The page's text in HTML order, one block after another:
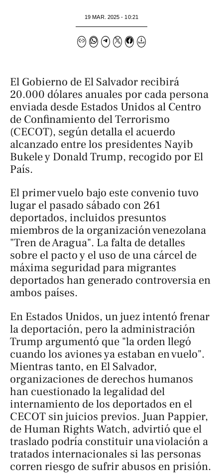
19 MAR. 2025 - 10:21
El Gobierno de El Salvador recibirá
20.000 dólares anuales por cada persona
enviada desde Estados Unidos al Centro
de Confinamiento del Terrorismo
(CECOT), según detalla el acuerdo
alcanzado entre los presidentes Nayib
Bukele y Donald Trump, recogido por El
País.
El primer vuelo bajo este convenio tuvo
lugar el pasado sábado con 261
deportados, incluidos presuntos
miembros de la organización venezolana
"Tren de Aragua". La falta de detalles
sobre el pacto y el uso de una cárcel de
máxima seguridad para migrantes
deportados han generado controversia en
ambos países.
En Estados Unidos, un juez intentó frenar
la deportación, pero la administración
Trump argumentó que "la orden llegó
cuando los aviones ya estaban en vuelo".
Mientras tanto, en El Salvador,
organizaciones de derechos humanos
han cuestionado la legalidad del
internamiento de los deportados en el
CECOT sin juicios previos. Juan Pappier,
de Human Rights Watch, advirtió que el
traslado podría constituir una violación a
tratados internacionales si las personas
corren riesgo de sufrir abusos en prisión.